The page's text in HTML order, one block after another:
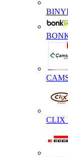
CLIX